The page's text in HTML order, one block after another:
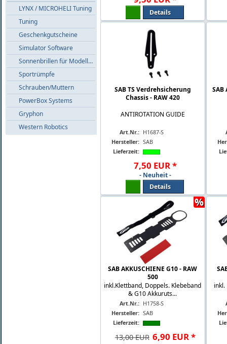
LYNX / MICROHELI Tuning
Tuning
Geschenkgutscheine
Simulator Software
Sonnenbrillen für Modellflieger
Sportrümpfe
Schrauben/Muttern
PowerBox Systems
Gryphon
Western Robotics
Details
SAB TS Verdrehsicherung
Chassis - RAW 420
ANTIROTATION GUIDE
Art.Nr.: H1687-S
Hersteller: SAB
Lieferzeit:
7,50 EUR*
- Neuheit -
Details
SAB AKKUSCHIENE G10 - RAW
500
inkl.Klettband, Doppels. Klebeband
& G10 Akkuruts...
Art.Nr.: H1758-S
Hersteller: SAB
Lieferzeit:
13,00 EUR 6,90 EUR*
%
inkl.